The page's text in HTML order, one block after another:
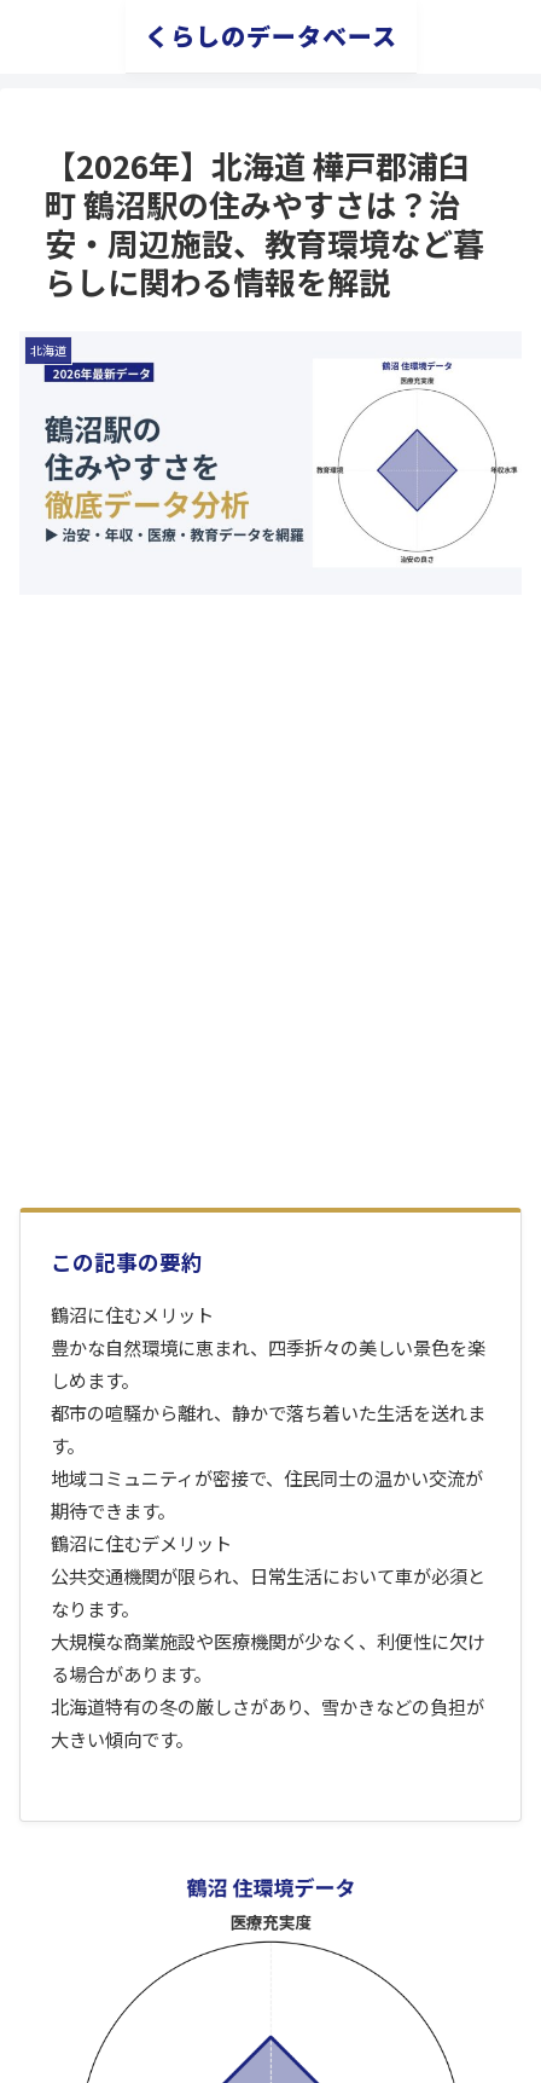
くらしのデータベース
【2026年】北海道 樺戸郡浦臼
町 鶴沼駅の住みやすさは？治
安・周辺施設、教育環境など暮
らしに関わる情報を解説
北海道
この記事の要約
鶴沼に住むメリット
豊かな自然環境に恵まれ、四季折々の美しい景色を楽
しめます。
都市の喧騒から離れ、静かで落ち着いた生活を送れま
す。
地域コミュニティが密接で、住民同士の温かい交流が
期待できます。
鶴沼に住むデメリット
公共交通機関が限られ、日常生活において車が必須と
なります。
大規模な商業施設や医療機関が少なく、利便性に欠け
る場合があります。
北海道特有の冬の厳しさがあり、雪かきなどの負担が
大きい傾向です。